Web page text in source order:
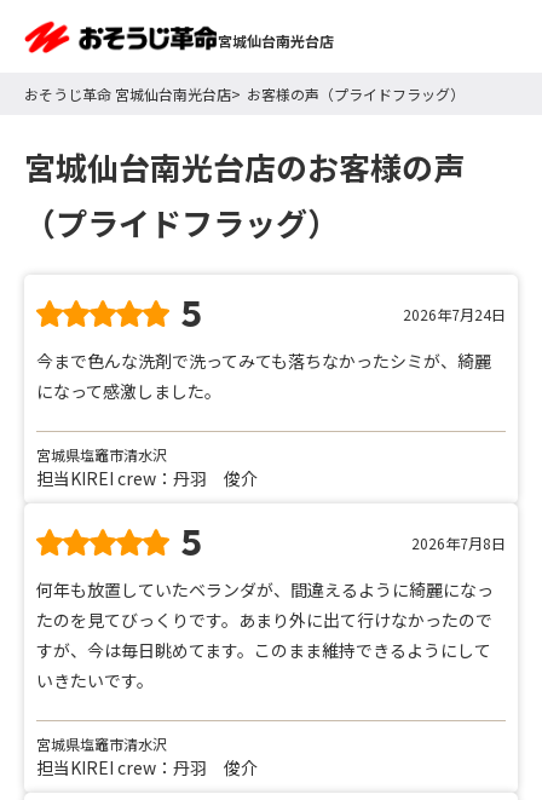
宮城仙台南光台店
おそうじ革命 宮城仙台南光台店 お客様の声（プライドフラッグ）
宮城仙台南光台店のお客様の声
（プライドフラッグ）
5 2026年7月24日
今まで色んな洗剤で洗ってみても落ちなかったシミが、綺麗
になって感激しました。
宮城県塩竈市清水沢
担当KIREI crew：丹羽 俊介
5 2026年7月8日
何年も放置していたベランダが、間違えるように綺麗になっ
たのを見てびっくりです。あまり外に出て行けなかったので
すが、今は毎日眺めてます。このまま維持できるようにして
いきたいです。
宮城県塩竈市清水沢
担当KIREI crew：丹羽 俊介